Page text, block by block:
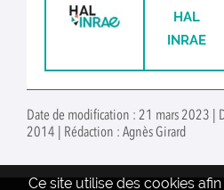
HAL
INRAE
Date de modification : 21 mars 2023 |
2014 | Rédaction : Agnès Girard
Ce site utilise des cookies